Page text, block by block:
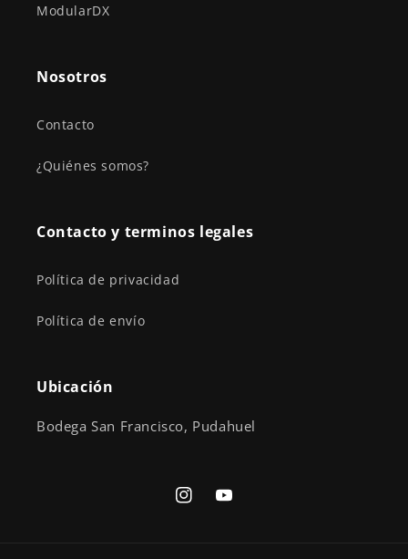
ModularDX
Nosotros
Contacto
¿Quiénes somos?
Contacto y terminos legales
Política de privacidad
Política de envío
Ubicación
Bodega San Francisco, Pudahuel
InstagramYouTube